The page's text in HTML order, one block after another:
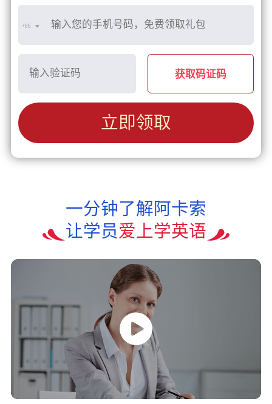
+86
获取码证码
立即领取
一分钟了解阿卡索
让学员爱上学英语